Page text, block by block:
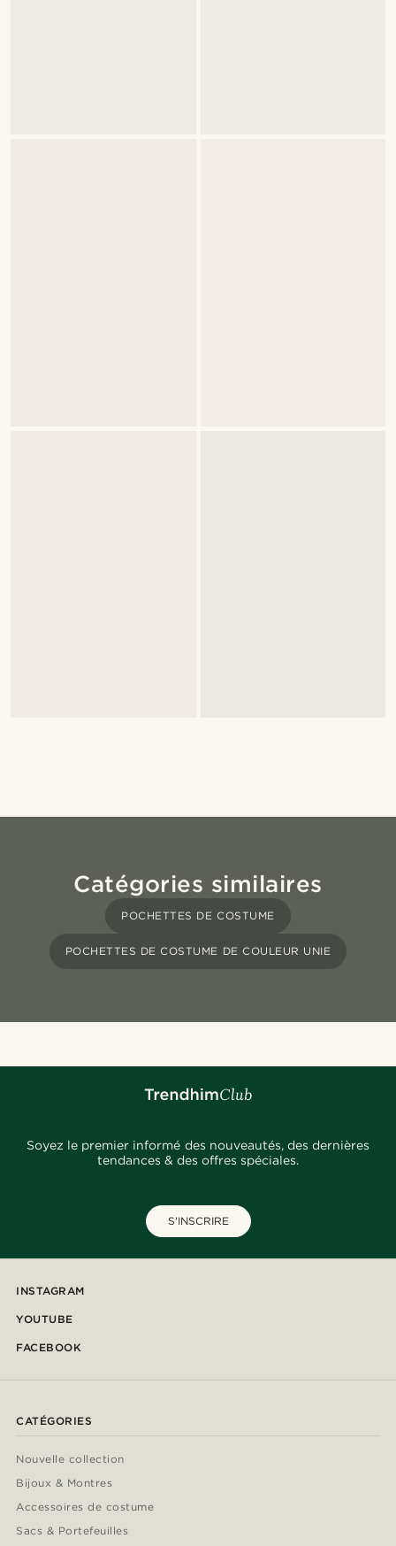
Catégories similaires
POCHETTES DE COSTUME
POCHETTES DE COSTUME DE COULEUR UNIE
Soyez le premier informé des nouveautés, des dernières
tendances & des offres spéciales.
S'INSCRIRE
INSTAGRAM
YOUTUBE
FACEBOOK
CATÉGORIES
Nouvelle collection
Bijoux & Montres
Accessoires de costume
Sacs & Portefeuilles